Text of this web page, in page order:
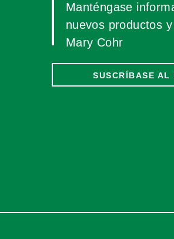
Manténgase
nuevos productos
Mary Cohr
SUSCRÍBASE AL